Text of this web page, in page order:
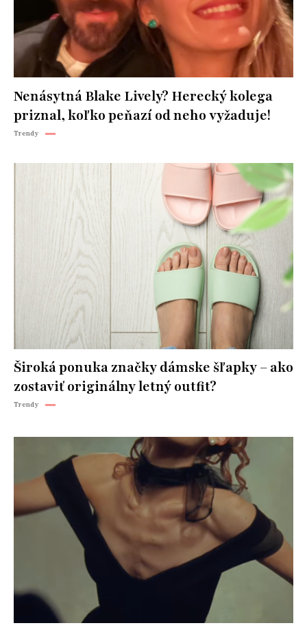
Nenásytná Blake Lively? Herecký kolega
priznal, koľko peňazí od neho vyžaduje!
Trendy
Široká ponuka značky dámske šľapky – ako
zostaviť originálny letný outfit?
Trendy